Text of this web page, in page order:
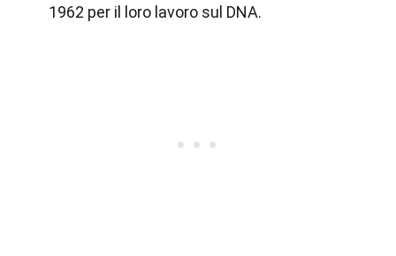
1962 per il loro lavoro sul DNA.